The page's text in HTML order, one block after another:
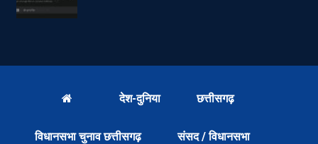
देश-दुनिया छत्तीसगढ़
विधानसभा चुनाव छत्तीसगढ़ संसद / विधानसभा